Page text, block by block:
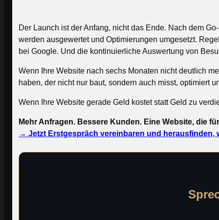
Der Launch ist der Anfang, nicht das Ende. Nach dem
werden ausgewertet und Optimierungen umgesetzt.
bei Google. Und die kontinuierliche Auswertung von
Wenn Ihre Website nach sechs Monaten nicht deutlich
haben, der nicht nur baut, sondern auch misst, optimiert
Wenn Ihre Website gerade Geld kostet statt Geld zu
Mehr Anfragen. Bessere Kunden. Eine Website, die
→ Jetzt Erstgespräch vereinbaren und herausfinden,